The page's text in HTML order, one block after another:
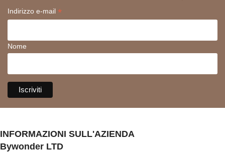
Indirizzo e-mail *
Nome
INFORMAZIONI SULL'AZIENDA
Bywonder LTD